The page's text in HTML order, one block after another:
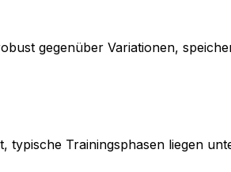
gegenüber Variationen,
typische Trainingsphasen liegen